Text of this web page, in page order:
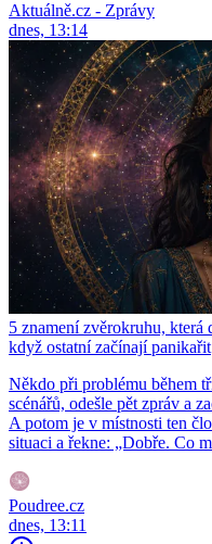
Aktuálně.cz - Zprávy
dnes, 13:14
5 znamení zvěrokruhu, která
když ostatní začínají panikařit
Někdo při problému během
scénářů, odešle pět zpráv a
A potom je v místnosti ten
situaci a řekne: „Dobře. Co
Poudree.cz
dnes, 13:11